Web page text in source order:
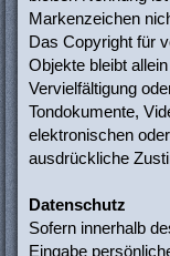
Markenzeichen
Das Copyright für
Objekte bleibt
Vervielfältigung
Tondokumente,
elektronischen
ausdrückliche
Datenschutz
Sofern innerhalb
Eingabe